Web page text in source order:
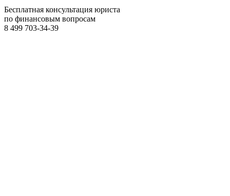
Бесплатная консультация юриста
по финансовым вопросам
8 499 703-34-39